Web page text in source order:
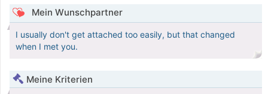
Mein Wunschpartner
I usually don't get attached too easily, but that changed
when I met you.
Meine Kriterien